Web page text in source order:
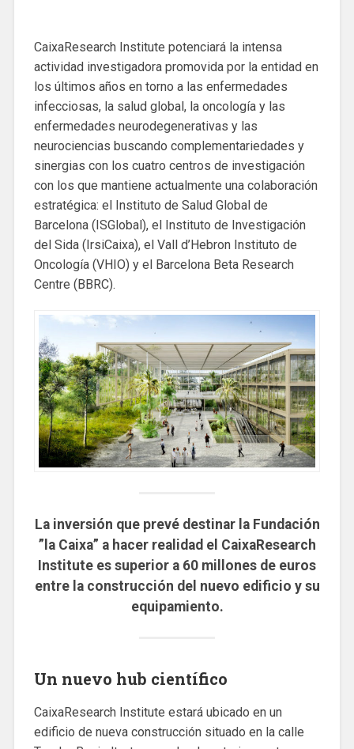
CaixaResearch Institute potenciará la intensa
actividad investigadora promovida por la entidad en
los últimos años en torno a las enfermedades
infecciosas, la salud global, la oncología y las
enfermedades neurodegenerativas y las
neurociencias buscando complementariedades y
sinergias con los cuatro centros de investigación
con los que mantiene actualmente una colaboración
estratégica: el Instituto de Salud Global de
Barcelona (ISGlobal), el Instituto de Investigación
del Sida (IrsiCaixa), el Vall d’Hebron Instituto de
Oncología (VHIO) y el Barcelona Beta Research
Centre (BBRC).
La inversión que prevé destinar la Fundación
”la Caixa” a hacer realidad el CaixaResearch
Institute es superior a 60 millones de euros
entre la construcción del nuevo edificio y su
equipamiento.
Un nuevo hub científico
CaixaResearch Institute estará ubicado en un
edificio de nueva construcción situado en la calle